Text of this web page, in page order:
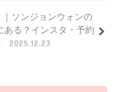
ソンジョンウォンの
ある？インスタ・予約
2025.12.23